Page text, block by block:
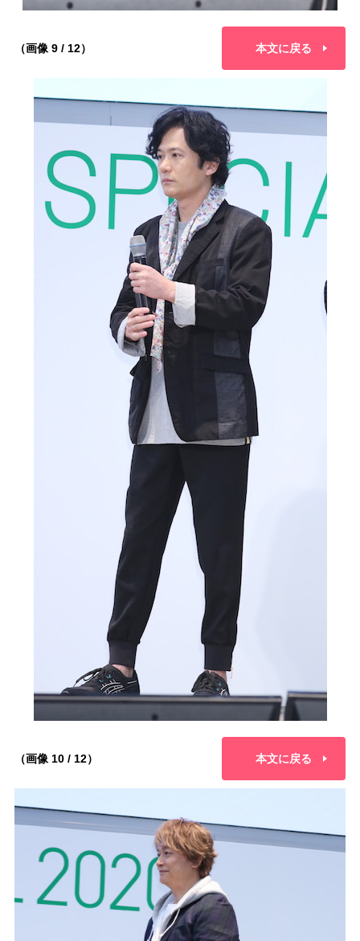
（画像 9 / 12） 本文に戻る
（画像 10 / 12） 本文に戻る